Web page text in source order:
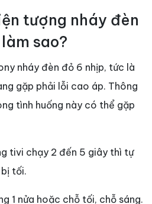
tượng nháy đèn
sao?
nháy đèn đỏ 6 nhịp, tức là
gặp phải lỗi cao áp. Thông
tình huống này có thể gặp
tivi chạy 2 đến 5 giây thì tự
tối.
1 nửa hoặc chỗ tối, chỗ sáng.